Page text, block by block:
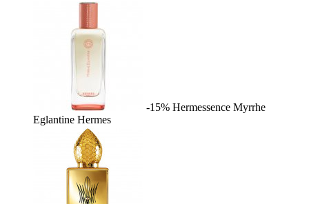
-15% Hermessence Myrrhe
Eglantine Hermes